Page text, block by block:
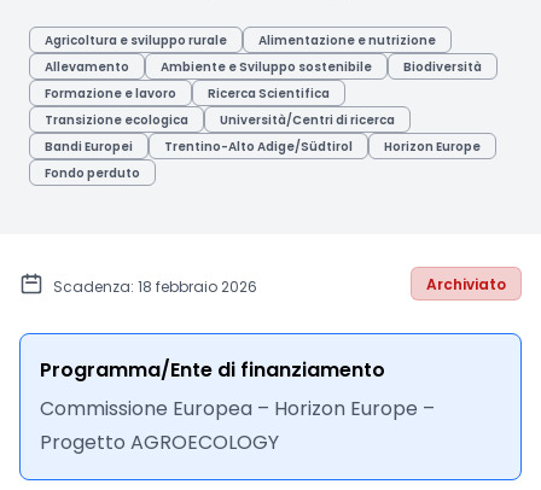
Agricoltura e sviluppo rurale
Alimentazione e nutrizione
Allevamento
Ambiente e Sviluppo sostenibile
Biodiversità
Formazione e lavoro
Ricerca Scientifica
Transizione ecologica
Università/Centri di ricerca
Bandi Europei
Trentino-Alto Adige/Südtirol
Horizon Europe
Fondo perduto
Scadenza: 18 febbraio 2026 Archiviato
Programma/Ente di finanziamento
Commissione Europea – Horizon Europe –
Progetto AGROECOLOGY